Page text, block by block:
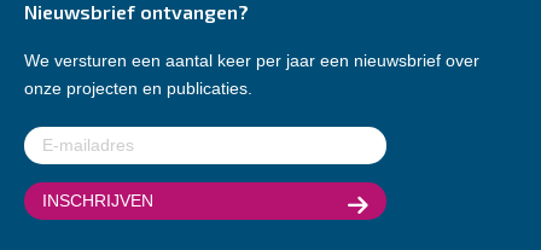
Nieuwsbrief ontvangen?
We versturen een aantal keer per jaar een nieuwsbrief over
onze projecten en publicaties.
E-
mailadres(Vereist)